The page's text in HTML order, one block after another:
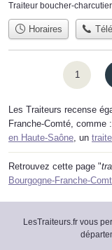
Traiteur boucher-
Horaires
1
Les Traiteurs recense
Franche-Comté, comme
en Haute-Saône , un
Retrouvez cette page "
Bourgogne-Franche-
LesTraiteurs.fr vous